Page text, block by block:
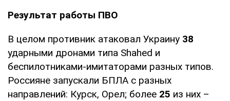
Результат работы ПВО
В целом противник атаковал Украину 38
ударными дронами типа Shahed и
беспилотниками-имитаторами разных типов.
Россияне запускали БПЛА с разных
направлений: Курск, Орел; более 25 из них –